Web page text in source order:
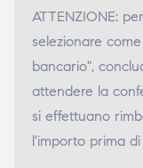
ATTENZIONE:
selezionare
bancario",
attendere la
si effettuano
l'importo prima